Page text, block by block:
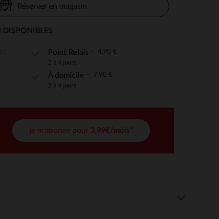
de confidentialité, en garantissant la conformité avec
Réserver en magasin
Point Relais 4,90 €
2 à 4 jours
À domicile 7,90 €
2 à 4 jours
je m'abonne pour 3,99€/mois*